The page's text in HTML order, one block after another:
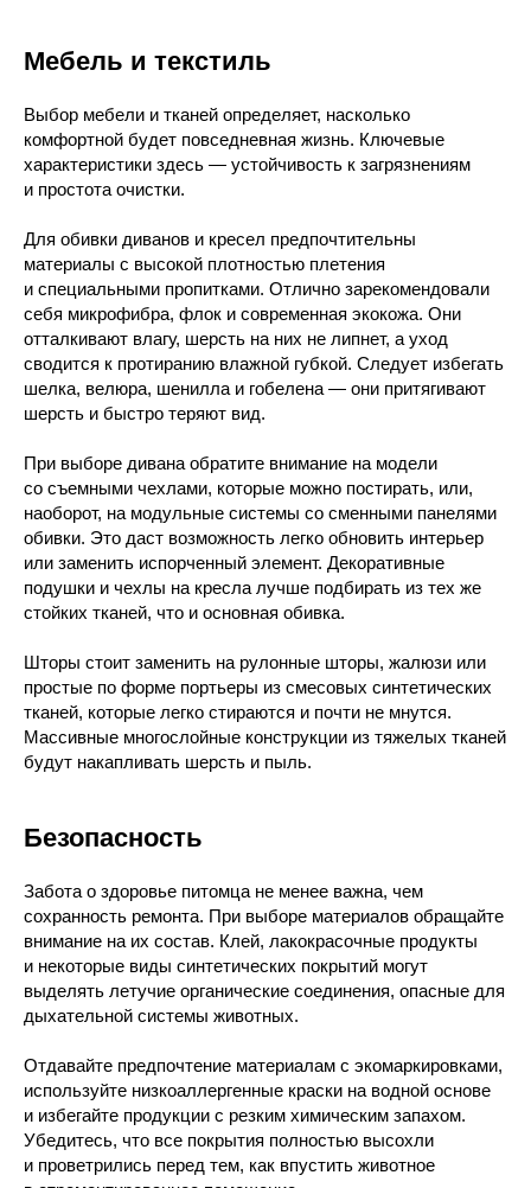
Мебель и текстиль
Выбор мебели и тканей определяет, насколько
комфортной будет повседневная жизнь. Ключевые
характеристики здесь — устойчивость к загрязнениям
и простота очистки.
Для обивки диванов и кресел предпочтительны
материалы с высокой плотностью плетения
и специальными пропитками. Отлично зарекомендовали
себя микрофибра, флок и современная экокожа. Они
отталкивают влагу, шерсть на них не липнет, а уход
сводится к протиранию влажной губкой. Следует избегать
шелка, велюра, шенилла и гобелена — они притягивают
шерсть и быстро теряют вид.
При выборе дивана обратите внимание на модели
со съемными чехлами, которые можно постирать, или,
наоборот, на модульные системы со сменными панелями
обивки. Это даст возможность легко обновить интерьер
или заменить испорченный элемент. Декоративные
подушки и чехлы на кресла лучше подбирать из тех же
стойких тканей, что и основная обивка.
Шторы стоит заменить на рулонные шторы, жалюзи или
простые по форме портьеры из смесовых синтетических
тканей, которые легко стираются и почти не мнутся.
Массивные многослойные конструкции из тяжелых тканей
будут накапливать шерсть и пыль.
Безопасность
Забота о здоровье питомца не менее важна, чем
сохранность ремонта. При выборе материалов обращайте
внимание на их состав. Клей, лакокрасочные продукты
и некоторые виды синтетических покрытий могут
выделять летучие органические соединения, опасные для
дыхательной системы животных.
Отдавайте предпочтение материалам с экомаркировками,
используйте низкоаллергенные краски на водной основе
и избегайте продукции с резким химическим запахом.
Убедитесь, что все покрытия полностью высохли
и проветрились перед тем, как впустить животное